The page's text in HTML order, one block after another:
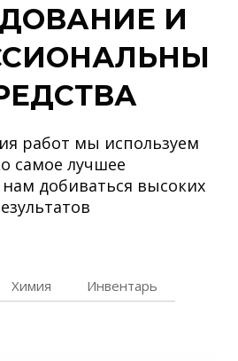
И
работ мы используем
самое лучшее
добиваться высоких
Химия Инвентарь